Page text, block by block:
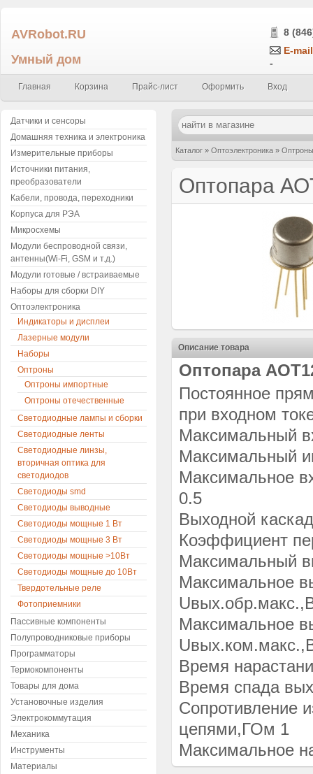
AVRobot.RU
Умный дом
8
E-
-
Главная Корзина Прайс-лист Оформить Вход
Каталог » Оптоэлектроника » Оптроны
Оптопара
Описание товара
Оптопара
Постоянное
при входном
Максимальный
Максимальный
Максимальное
0.5
Выходной
Коэффициент
Максимальный
Максимальное
Максимальное
Время
Время спада
Сопротивление
цепями,ГОм 1
Максимальное
Датчики и сенсоры
Домашняя техника и электроника
Измерительные приборы
Источники питания,
преобразователи
Кабели, провода, переходники
Корпуса для РЭА
Микросхемы
Модули беспроводной связи,
антенны(Wi-Fi, GSM и т.д.)
Модули готовые / встраиваемые
Наборы для сборки DIY
Оптоэлектроника
Индикаторы и дисплеи
Лазерные модули
Наборы
Оптроны
Оптроны импортные
Оптроны отечественные
Светодиодные лампы и сборки
Светодиодные ленты
Светодиодные линзы,
вторичная оптика для
светодиодов
Светодиоды smd
Светодиоды выводные
Светодиоды мощные 1 Вт
Светодиоды мощные 3 Вт
Светодиоды мощные >10Вт
Светодиоды мощные до 10Вт
Твердотельные реле
Фотоприемники
Пассивные компоненты
Полупроводниковые приборы
Программаторы
Термокомпоненты
Товары для дома
Установочные изделия
Электрокоммутация
Механика
Инструменты
Материалы